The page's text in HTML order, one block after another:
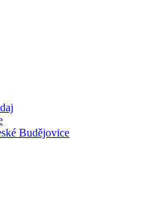
Budějovice